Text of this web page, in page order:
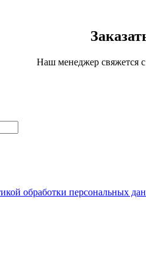
Наш менеджер свяжется
обработки персональных